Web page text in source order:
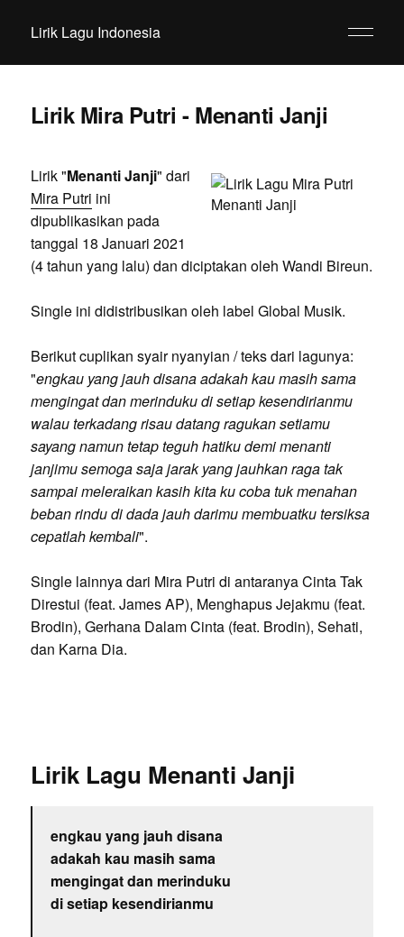
Lirik Lagu Indonesia
Lirik Mira Putri - Menanti Janji
Lirik "Menanti Janji" dari
Mira Putri ini
dipublikasikan pada
tanggal 18 Januari 2021
(4 tahun yang lalu) dan diciptakan oleh Wandi Bireun.
Single ini didistribusikan oleh label Global Musik.
Berikut cuplikan syair nyanyian / teks dari lagunya:
"engkau yang jauh disana adakah kau masih sama
mengingat dan merinduku di setiap kesendirianmu
walau terkadang risau datang ragukan setiamu
sayang namun tetap teguh hatiku demi menanti
janjimu semoga saja jarak yang jauhkan raga tak
sampai meleraikan kasih kita ku coba tuk menahan
beban rindu di dada jauh darimu membuatku tersiksa
cepatlah kembali".
Single lainnya dari Mira Putri di antaranya Cinta Tak
Direstui (feat. James AP), Menghapus Jejakmu (feat.
Brodin), Gerhana Dalam Cinta (feat. Brodin), Sehati,
dan Karna Dia.
Lirik Lagu Menanti Janji
engkau yang jauh disana
adakah kau masih sama
mengingat dan merinduku
di setiap kesendirianmu